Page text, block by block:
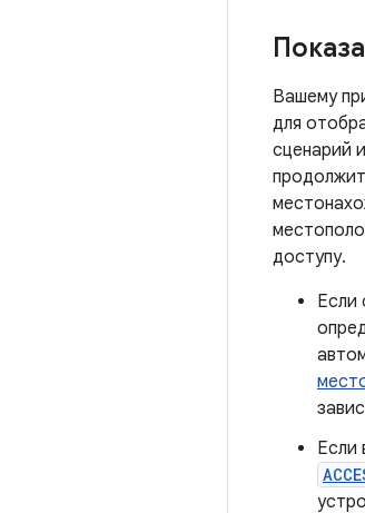
Вашему
для
сценарий
доступу.
Если
Если